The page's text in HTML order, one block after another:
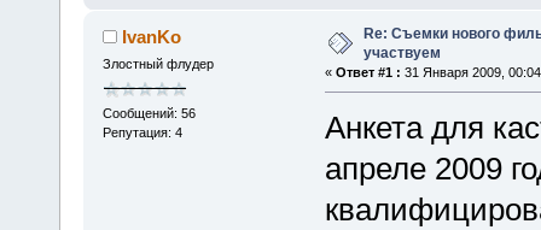
IvanKo
Злостный флудер
Сообщений: 56
Репутация: 4
Re: Съемки нового
участвуем
« Ответ #1 : 31 Января 2009,
Анкета для
апреле 2009